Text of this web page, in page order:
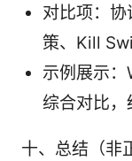
对比项：
策、Kill
示例展示
综合对比，
十、总结（非